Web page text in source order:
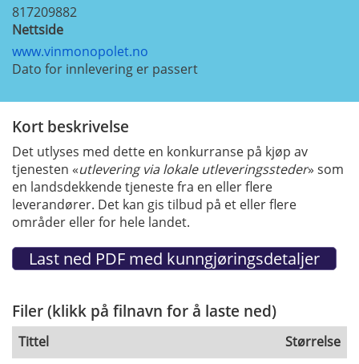
817209882
Nettside
www.vinmonopolet.no
Dato for innlevering er passert
Kort beskrivelse
Det utlyses med dette en konkurranse på kjøp av
tjenesten «utlevering via lokale utleveringssteder» som
en landsdekkende tjeneste fra en eller flere
leverandører. Det kan gis tilbud på et eller flere
områder eller for hele landet.
Filer (klikk på filnavn for å laste ned)
Tittel
Størrelse